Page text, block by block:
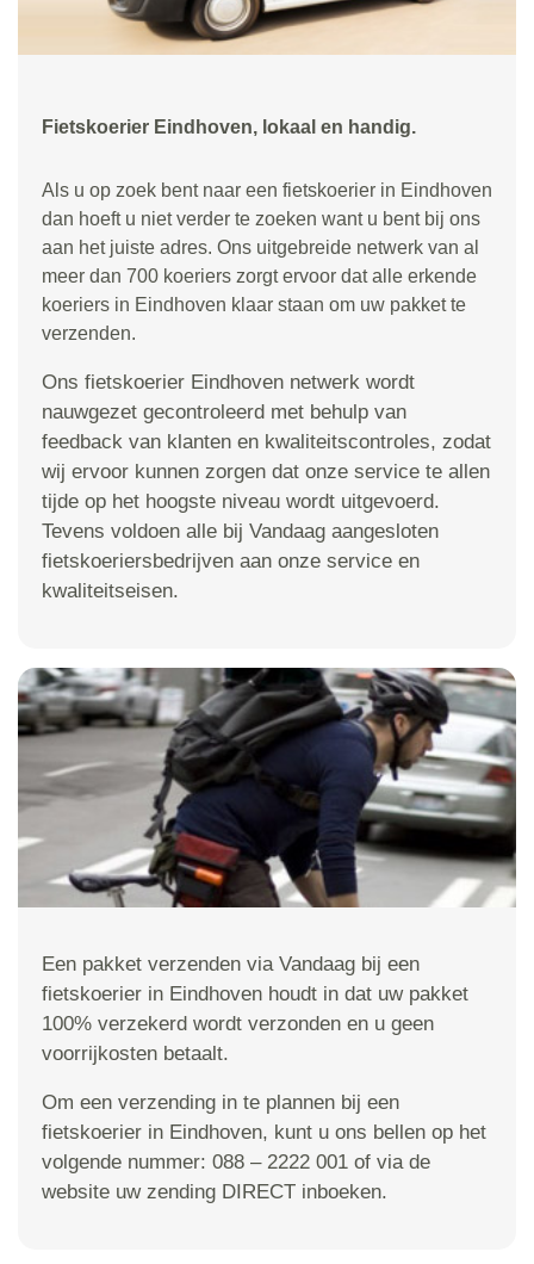
Fietskoerier Eindhoven, lokaal en handig.
Als u op zoek bent naar een fietskoerier in Eindhoven
dan hoeft u niet verder te zoeken want u bent bij ons
aan het juiste adres. Ons uitgebreide netwerk van al
meer dan 700 koeriers zorgt ervoor dat alle erkende
koeriers in Eindhoven klaar staan om uw pakket te
verzenden.
Ons fietskoerier Eindhoven netwerk wordt
nauwgezet gecontroleerd met behulp van
feedback van klanten en kwaliteitscontroles, zodat
wij ervoor kunnen zorgen dat onze service te allen
tijde op het hoogste niveau wordt uitgevoerd.
Tevens voldoen alle bij Vandaag aangesloten
fietskoeriersbedrijven aan onze service en
kwaliteitseisen.
Een pakket verzenden via Vandaag bij een
fietskoerier in Eindhoven houdt in dat uw pakket
100% verzekerd wordt verzonden en u geen
voorrijkosten betaalt.
Om een verzending in te plannen bij een
fietskoerier in Eindhoven, kunt u ons bellen op het
volgende nummer: 088 – 2222 001 of via de
website uw zending DIRECT inboeken.